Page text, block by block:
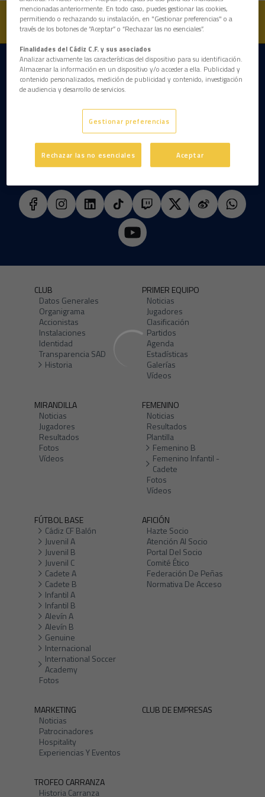
DESCARGAR LA APP AHORA
CLUB
Datos Generales
Organigrama
Accionistas
Instalaciones
Identidad
Transparencia SAD
Historia
PRIMER EQUIPO
Noticias
Jugadores
Clasificación
Partidos
Agenda
Estadísticas
Galerías
Vídeos
MIRANDILLA
Noticias
Jugadores
Resultados
Fotos
Vídeos
FEMENINO
Noticias
Resultados
Plantilla
Femenino B
Femenino Infantil -
Cadete
Fotos
Vídeos
FÚTBOL BASE
Cádiz CF Balón
Juvenil A
Juvenil B
Juvenil C
Cadete A
Cadete B
Infantil A
Infantil B
Alevín A
Alevín B
Genuine
Internacional
International Soccer
Academy
Fotos
AFICIÓN
Hazte Socio
Atención Al Socio
Portal Del Socio
Comité Ético
Federación De Peñas
Normativa De Acceso
MARKETING
Noticias
Patrocinadores
Hospitality
Experiencias Y Eventos
CLUB DE EMPRESAS
TROFEO CARRANZA
Historia Carranza
mencionadas anteriormente. En todo caso, puedes gestionar las cookies,
permitiendo o rechazando su instalación, en "Gestionar preferencias" o a
través de los botones de “Aceptar” o “Rechazar las no esenciales”.
Finalidades del Cádiz C.F. y sus asociados
Analizar activamente las características del dispositivo para su identificación.
Almacenar la información en un dispositivo y/o acceder a ella. Publicidad y
contenido personalizados, medición de publicidad y contenido, investigación
de audiencia y desarrollo de servicios.
Gestionar preferencias
Rechazar las no esenciales Aceptar